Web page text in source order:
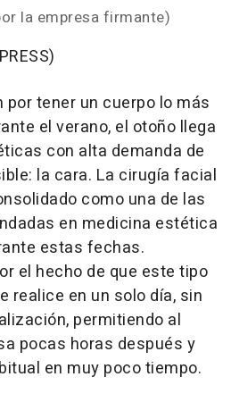
la empresa firmante)
tener un cuerpo lo más
el verano, el otoño llega
con alta demanda de
la cara. La cirugía facial
como una de las
en medicina estética
estas fechas.
el hecho de que este tipo
realice en un solo día, sin
permitiendo al
pocas horas después y
en muy poco tiempo.